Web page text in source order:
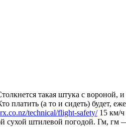
такая штука с
платить (а то и сидеть)
technical/flight-safety/15 км/ч
сухой штилевой погодой. Гм,